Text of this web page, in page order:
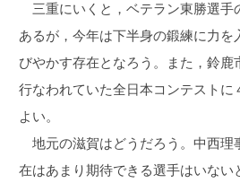
三重にいくと，ベテラン東勝選手
あるが，今年は下半身の鍛練に力
びやかす存在となろう。また，鈴
行なわれていた全日本コンテスト
よい。
地元の滋賀はどうだろう。中西理
在はあまり期待できる選手はいない